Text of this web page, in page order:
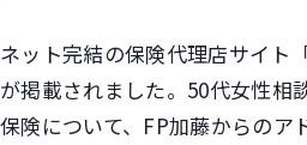
ネット完結の保険代理店サイト
が掲載されました。50代女性相
保険について、FP加藤からのア